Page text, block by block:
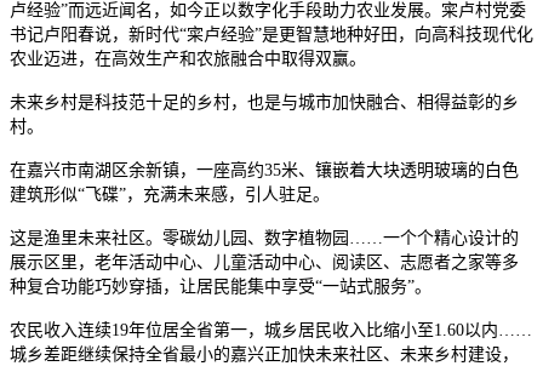
卢经验”而远近闻名，如今正以数字化手段助力农业发展。寀卢村党委
书记卢阳春说，新时代“寀卢经验”是更智慧地种好田，向高科技现代化
农业迈进，在高效生产和农旅融合中取得双赢。
未来乡村是科技范十足的乡村，也是与城市加快融合、相得益彰的乡
村。
在嘉兴市南湖区余新镇，一座高约35米、镶嵌着大块透明玻璃的白色
建筑形似“飞碟”，充满未来感，引人驻足。
这是渔里未来社区。零碳幼儿园、数字植物园……一个个精心设计的
展示区里，老年活动中心、儿童活动中心、阅读区、志愿者之家等多
种复合功能巧妙穿插，让居民能集中享受“一站式服务”。
农民收入连续19年位居全省第一，城乡居民收入比缩小至1.60以内……
城乡差距继续保持全省最小的嘉兴正加快未来社区、未来乡村建设，